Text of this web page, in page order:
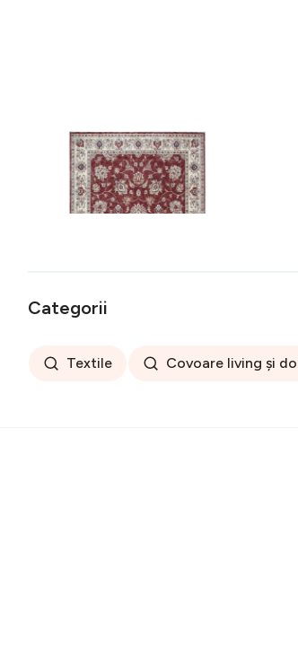
Covor rezistent Eko, ALT 05 - Red,
Ivory, 100% poliester, 80 x 150 cm
441
Categorii
Textile Covoare living și